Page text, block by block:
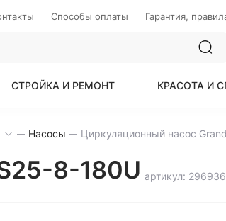
Способы оплаты Гарантия,
СТРОЙКА И РЕМОНТ КРАСОТА И
Насосы
8-180U артикул: 296936